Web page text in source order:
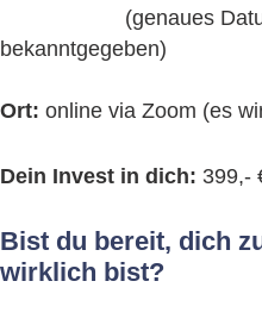
(genaues Datum
bekanntgegeben)
Ort: online via Zoom (es
Dein Invest in dich: 399,-
Bist du bereit, dich
wirklich bist?